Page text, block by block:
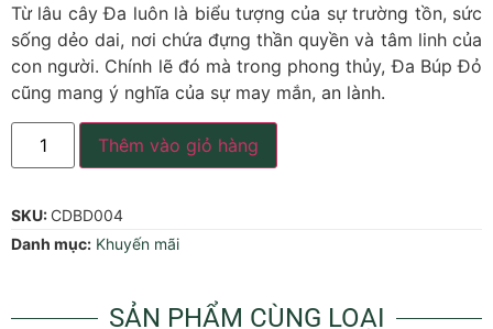
Từ lâu cây Đa luôn là biểu tượng của sự trường tồn, sức
sống dẻo dai, nơi chứa đựng thần quyền và tâm linh của
con người. Chính lẽ đó mà trong phong thủy, Đa Búp Đỏ
cũng mang ý nghĩa của sự may mắn, an lành.
Thêm vào giỏ hàng
SKU: CDBD004
Danh mục: Khuyến mãi
SẢN PHẨM CÙNG LOẠI